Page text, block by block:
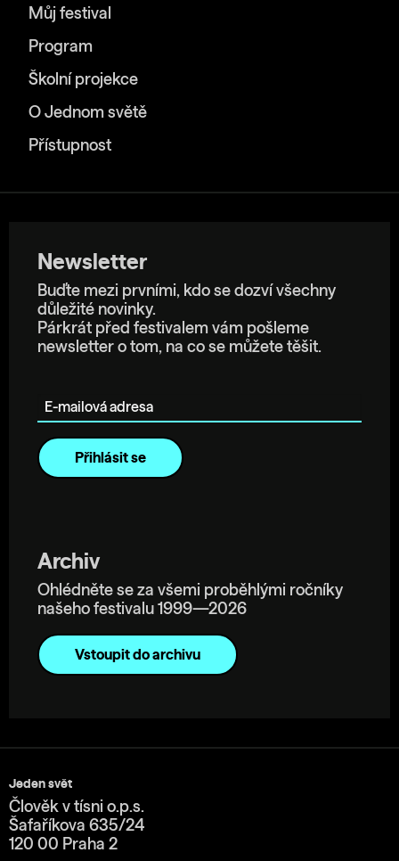
Můj festival
Program
Školní projekce
O Jednom světě
Přístupnost
Newsletter
Buďte mezi prvními, kdo se dozví všechny
důležité novinky.
Párkrát před festivalem vám pošleme
newsletter o tom, na co se můžete těšit.
Archiv
Ohlédněte se za všemi proběhlými ročníky
našeho festivalu 1999—2026
Vstoupit do archivu
Jeden svět
Člověk v tísni o.p.s.
Šafaříkova 635/24
120 00 Praha 2